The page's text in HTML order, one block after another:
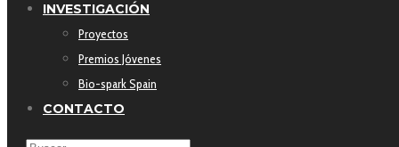
INVESTIGACIÓN
Proyectos
Premios Jóvenes
Bio-spark Spain
CONTACTO